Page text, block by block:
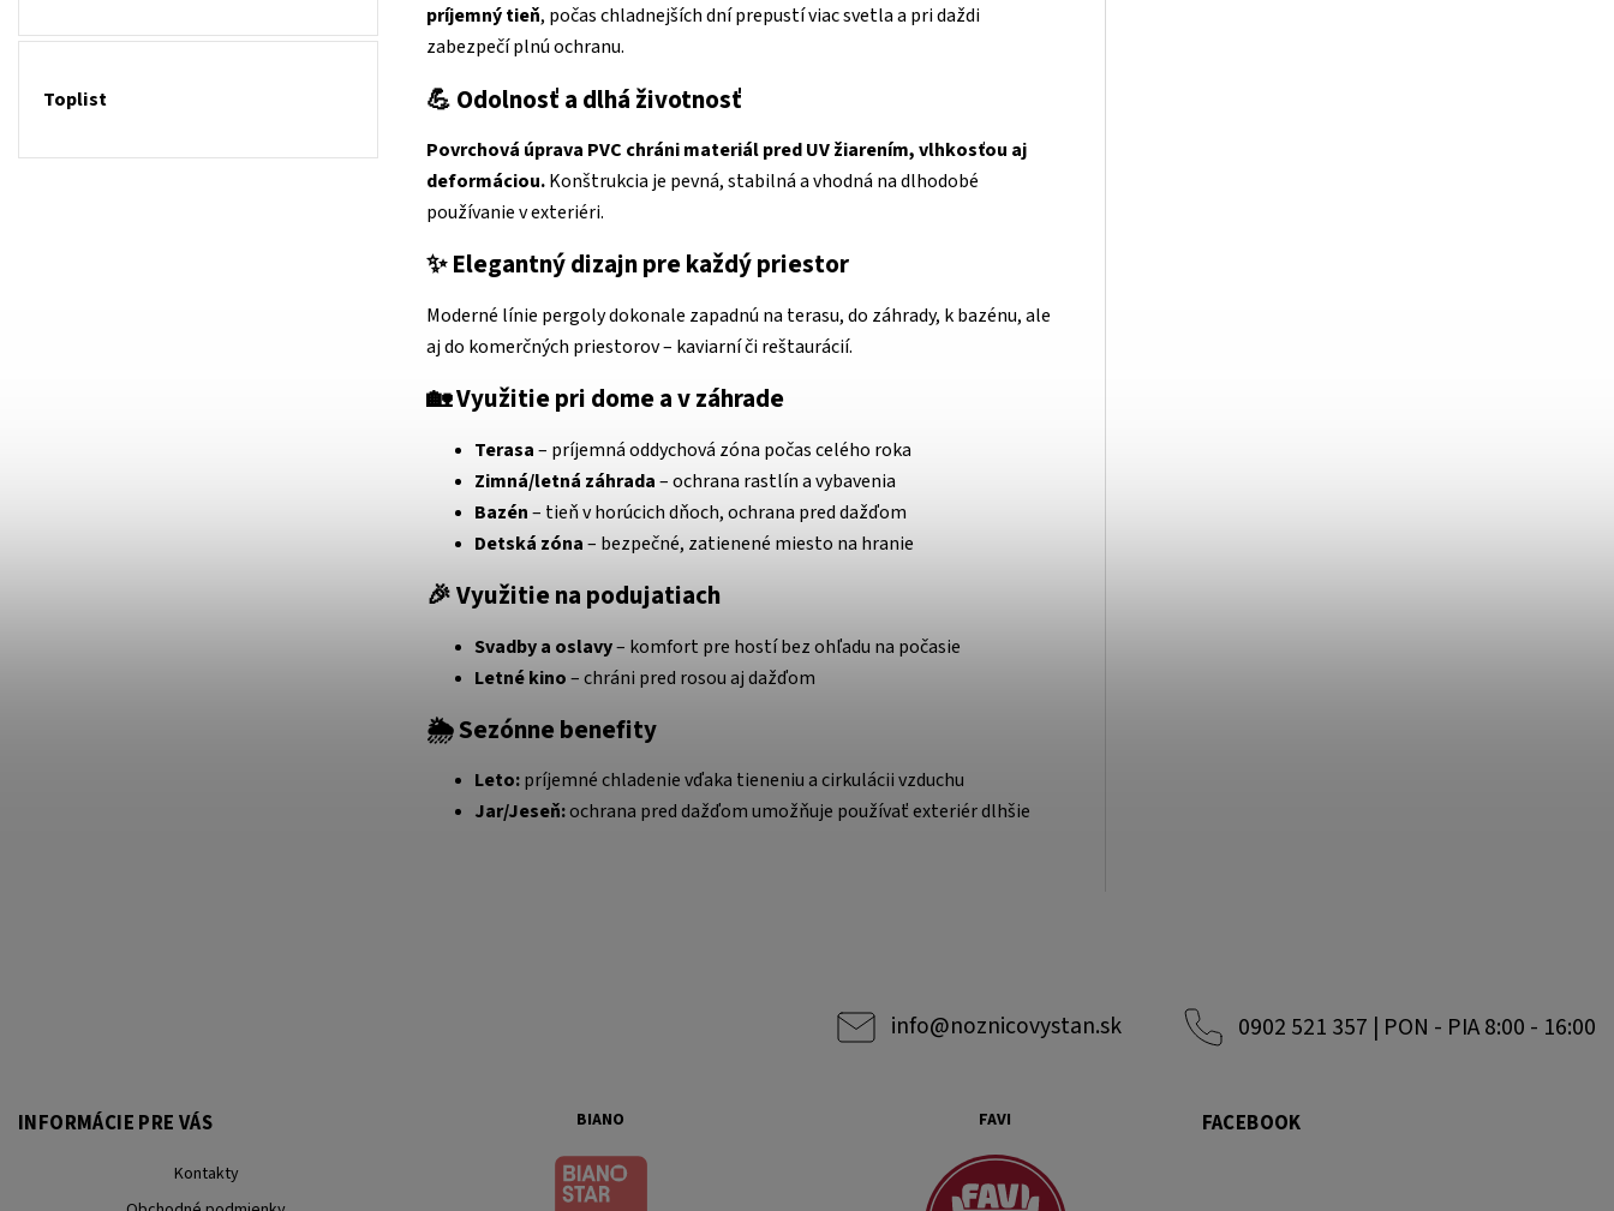
Toplist
príjemný tieň, počas chladnejších dní prepustí viac svetla a pri daždi
zabezpečí plnú ochranu.
💪 Odolnosť a dlhá životnosť
Povrchová úprava PVC chráni materiál pred UV žiarením, vlhkosťou aj
deformáciou.Konštrukcia je pevná, stabilná a vhodná na dlhodobé
používanie v exteriéri.
✨Elegantný dizajn pre každý priestor
Moderné línie pergoly dokonale zapadnú na terasu, do záhrady, k bazénu, ale
aj do komerčných priestorov – kaviarní či reštaurácií.
🏡Využitie pri dome a v záhrade
Terasa– príjemná oddychová zóna počas celého roka
Zimná/letná záhrada– ochrana rastlín a vybavenia
Bazén– tieň v horúcich dňoch, ochrana pred dažďom
Detská zóna– bezpečné, zatienené miesto na hranie
🎉Využitie na podujatiach
Svadby a oslavy– komfort pre hostí bez ohľadu na počasie
Letné kino– chráni pred rosou aj dažďom
🌦️Sezónne benefity
Leto:príjemné chladenie vďaka tieneniu a cirkulácii vzduchu
Jar/Jeseň:ochrana pred dažďom umožňuje používať exteriér dlhšie
info@noznicovystan.sk 0902 521 357 | PON - PIA 8:00 - 16:00
INFORMÁCIE PRE VÁS
Kontakty
BIANO FAVI FACEBOOK